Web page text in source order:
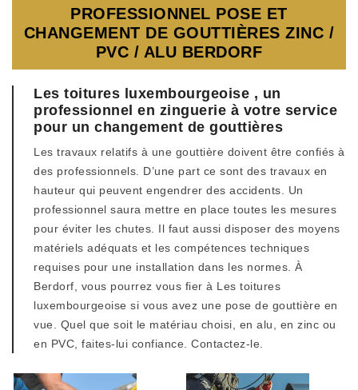
PROFESSIONNEL POSE ET
CHANGEMENT DE GOUTTIÈRES ZINC /
PVC / ALU BERDORF
Les toitures luxembourgeoise , un
professionnel en zinguerie à votre service
pour un changement de gouttières
Les travaux relatifs à une gouttière doivent être confiés à
des professionnels. D’une part ce sont des travaux en
hauteur qui peuvent engendrer des accidents. Un
professionnel saura mettre en place toutes les mesures
pour éviter les chutes. Il faut aussi disposer des moyens
matériels adéquats et les compétences techniques
requises pour une installation dans les normes. À
Berdorf, vous pourrez vous fier à Les toitures
luxembourgeoise si vous avez une pose de gouttière en
vue. Quel que soit le matériau choisi, en alu, en zinc ou
en PVC, faites-lui confiance. Contactez-le.